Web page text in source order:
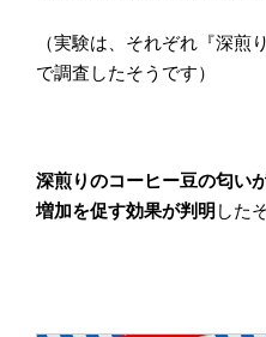
（実験は、それぞれ『深煎
で調査したそうです）
深煎りのコーヒー豆の匂い
増加を促す効果が判明 した